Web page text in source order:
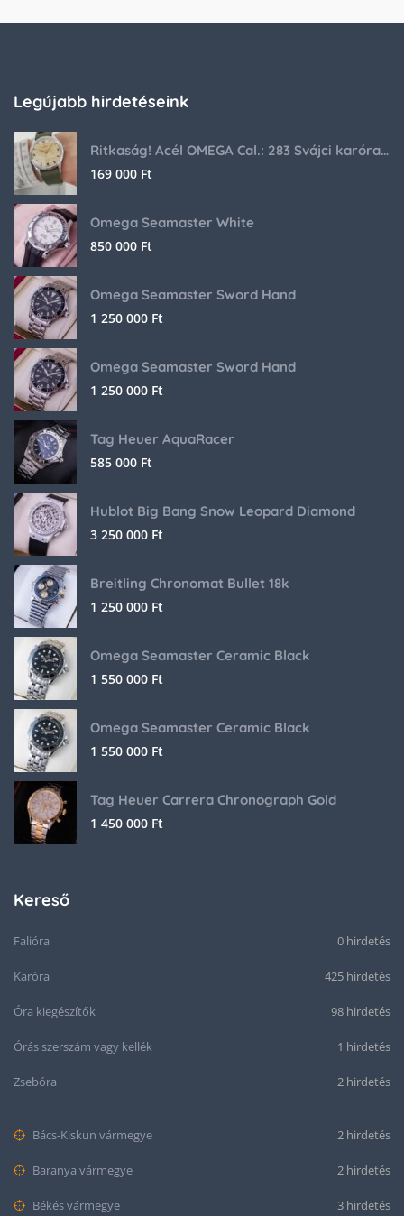
Legújabb hirdetéseink
Ritkaság! Acél OMEGA Cal.: 283 Svájci karóra 1953-ból!
169 000 Ft
Omega Seamaster White
850 000 Ft
Omega Seamaster Sword Hand
1 250 000 Ft
Omega Seamaster Sword Hand
1 250 000 Ft
Tag Heuer AquaRacer
585 000 Ft
Hublot Big Bang Snow Leopard Diamond
3 250 000 Ft
Breitling Chronomat Bullet 18k
1 250 000 Ft
Omega Seamaster Ceramic Black
1 550 000 Ft
Omega Seamaster Ceramic Black
1 550 000 Ft
Tag Heuer Carrera Chronograph Gold
1 450 000 Ft
Kereső
Falióra 0 hirdetés
Karóra 425 hirdetés
Óra kiegészítők 98 hirdetés
Órás szerszám vagy kellék 1 hirdetés
Zsebóra 2 hirdetés
Bács-Kiskun vármegye 2 hirdetés
Baranya vármegye 2 hirdetés
Békés vármegye 3 hirdetés